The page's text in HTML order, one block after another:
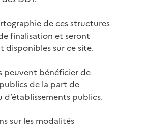
de ces structures
finalisation et seront
disponibles sur ce site.
peuvent bénéficier de
de la part de
publics.
sur les modalités